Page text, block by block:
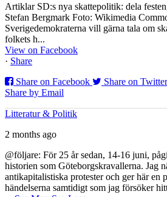
Artiklar SD:s nya skattepolitik: dela
Stefan Bergmark Foto: Wikimedia
Sverigedemokraterna vill gärna tala om
folkets h...
View on Facebook
· Share
Share on Facebook
Share on Twitter
Share by Email
Litteratur & Politik
2 months ago
@följare: För 25 år sedan, 14-16 juni,
historien som Göteborgskravallerna. Jag
antikapitalistiska protester och ger här en
händelserna samtidigt som jag försöker